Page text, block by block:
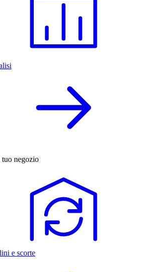
negozio
e scorte